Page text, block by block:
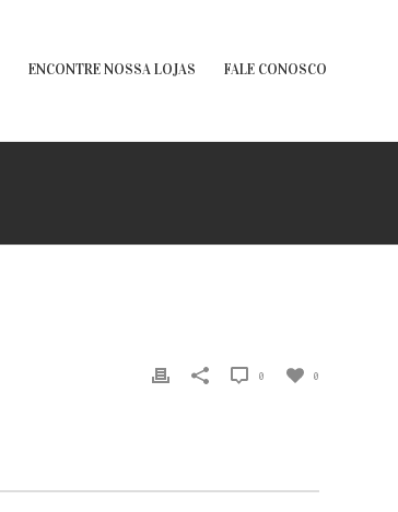
ENCONTRE NOSSA LOJAS FALE CONOSCO
0
0